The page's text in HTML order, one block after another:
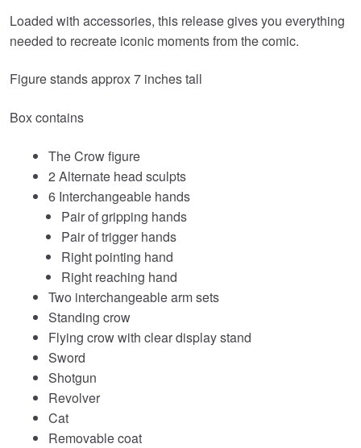
Loaded with accessories, this release gives you everything
needed to recreate iconic moments from the comic.
Figure stands approx 7 inches tall
Box contains
The Crow figure
2 Alternate head sculpts
6 Interchangeable hands
Pair of gripping hands
Pair of trigger hands
Right pointing hand
Right reaching hand
Two interchangeable arm sets
Standing crow
Flying crow with clear display stand
Sword
Shotgun
Revolver
Cat
Removable coat